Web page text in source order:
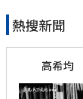
熱搜新聞
高希均